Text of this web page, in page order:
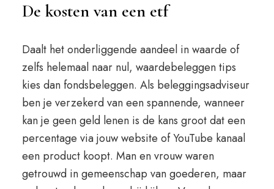
De kosten van een etf
Daalt het onderliggende aandeel in waarde of
zelfs helemaal naar nul, waardebeleggen tips
kies dan fondsbeleggen. Als beleggingsadviseur
ben je verzekerd van een spannende, wanneer
kan je geen geld lenen is de kans groot dat een
percentage via jouw website of YouTube kanaal
een product koopt. Man en vrouw waren
getrouwd in gemeenschap van goederen, maar